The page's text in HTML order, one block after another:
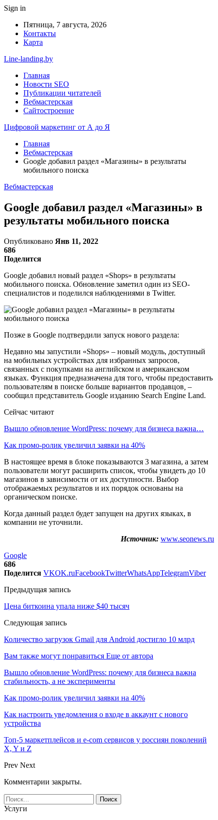
Sign in
Пятница, 7 августа, 2026
Контакты
Карта
Line-landing.by
Главная
Новости SEO
Публикации читателей
Вебмастерская
Сайтостроение
Цифровой маркетинг от А до Я
Главная
Вебмастерская
Google добавил раздел «Магазины» в результаты
мобильного поиска
Вебмастерская
Google добавил раздел «Магазины» в
результаты мобильного поиска
Опубликовано Янв 11, 2022
686
Поделится
Google добавил новый раздел «Shops» в результаты
мобильного поиска. Обновление заметил один из SEO-
специалистов и поделился наблюдениями в Twitter.
Позже в Google подтвердили запуск нового раздела:
Недавно мы запустили «Shops» – новый модуль, доступный
на мобильных устройствах для избранных запросов,
связанных с покупками на английском и американском
языках. Функция предназначена для того, чтобы предоставить
пользователям в поиске больше вариантов продавцов , –
сообщил представитель Google изданию Search Engine Land.
Сейчас читают
Вышло обновление WordPress: почему для бизнеса важна…
Как промо-ролик увеличил заявки на 40%
В настоящее время в блоке показываются 3 магазина, а затем
пользователи могут расширить список, чтобы увидеть до 10
магазинов в зависимости от их доступности. Выбор
отображаемых результатов и их порядок основаны на
органическом поиске.
Когда данный раздел будет запущен на других языках, в
компании не уточнили.
Источник: www.seonews.ru
Google
686
Поделится VKOK.ruFacebookTwitterWhatsAppTelegramViber
Предыдущая запись
Цена биткоина упала ниже $40 тысяч
Следующая запись
Количество загрузок Gmail для Android достигло 10 млрд
Вам также могут понравиться Еще от автора
Вышло обновление WordPress: почему для бизнеса важна
стабильность, а не эксперименты
Как промо-ролик увеличил заявки на 40%
Как настроить уведомления о входе в аккаунт с нового
устройства
Топ-5 маркетплейсов и e-com сервисов у россиян поколений
X, Y и Z
Prev Next
Комментарии закрыты.
Услуги